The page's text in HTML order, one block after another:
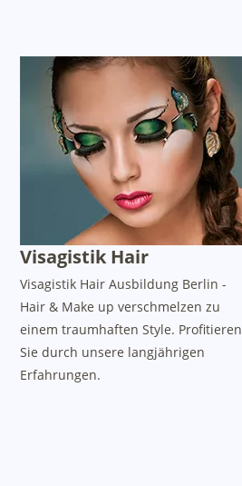
Visagistik Hair
Visagistik Hair Ausbildung Berlin -
Hair & Make up verschmelzen zu
einem traumhaften Style. Profitieren
Sie durch unsere langjährigen
Erfahrungen.